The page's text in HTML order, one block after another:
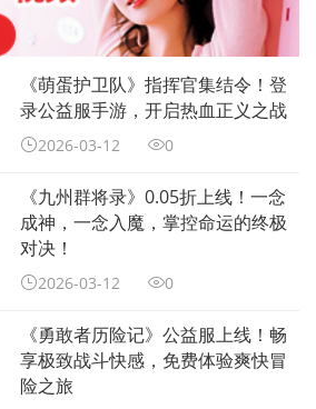
《萌蛋护卫队》指挥官集结令！登
录公益服手游，开启热血正义之战
2026-03-12 0
《九州群将录》0.05折上线！一念
成神，一念入魔，掌控命运的终极
对决！
2026-03-12 0
《勇敢者历险记》公益服上线！畅
享极致战斗快感，免费体验爽快冒
险之旅